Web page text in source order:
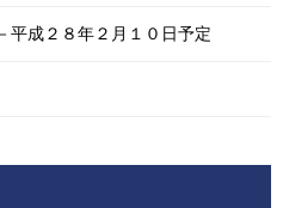
平成２８年２月１０日予定